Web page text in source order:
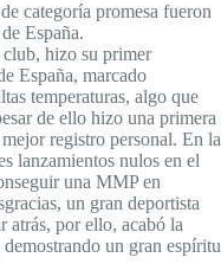
categoría promesa fueron
España.
hizo su primer
España, marcado
temperaturas, algo que
de ello hizo una primera
registro personal. En la
lanzamientos nulos en el
una MMP en
un gran deportista
atrás, por ello, acabó la
un gran espíritu